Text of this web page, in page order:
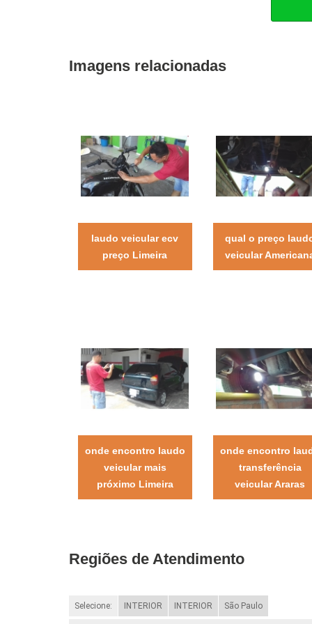
Imagens relacionadas
laudo veicular ecv
preço Limeira
qual o preço
veicular
onde encontro laudo
veicular mais
próximo Limeira
onde encontro
transferência
veicular Araras
Regiões de Atendimento
Selecione: INTERIOR INTERIOR São Paulo